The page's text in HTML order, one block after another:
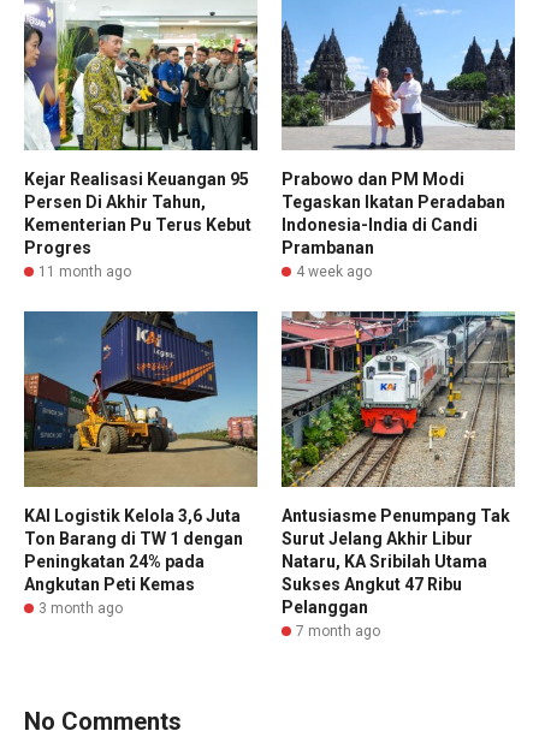
Kejar Realisasi Keuangan 95
Persen Di Akhir Tahun,
Kementerian Pu Terus Kebut
Progres
11 month ago
Prabowo dan PM Modi
Tegaskan Ikatan Peradaban
Indonesia-India di Candi
Prambanan
4 week ago
KAI Logistik Kelola 3,6 Juta
Ton Barang di TW 1 dengan
Peningkatan 24% pada
Angkutan Peti Kemas
3 month ago
Antusiasme Penumpang Tak
Surut Jelang Akhir Libur
Nataru, KA Sribilah Utama
Sukses Angkut 47 Ribu
Pelanggan
7 month ago
No Comments